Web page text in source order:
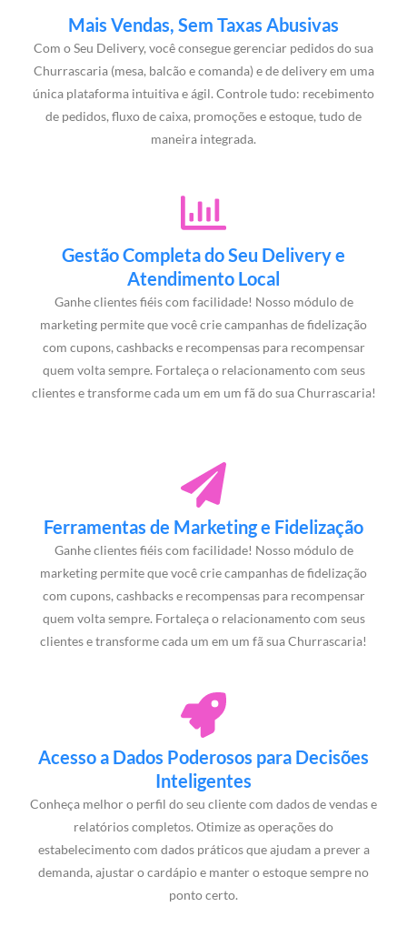
Mais Vendas, Sem Taxas Abusivas
Com o Seu Delivery, você consegue gerenciar pedidos do sua
Churrascaria (mesa, balcão e comanda) e de delivery em uma
única plataforma intuitiva e ágil. Controle tudo: recebimento
de pedidos, fluxo de caixa, promoções e estoque, tudo de
maneira integrada.
Gestão Completa do Seu Delivery e
Atendimento Local
Ganhe clientes fiéis com facilidade! Nosso módulo de
marketing permite que você crie campanhas de fidelização
com cupons, cashbacks e recompensas para recompensar
quem volta sempre. Fortaleça o relacionamento com seus
clientes e transforme cada um em um fã do sua Churrascaria!
Ferramentas de Marketing e Fidelização
Ganhe clientes fiéis com facilidade! Nosso módulo de
marketing permite que você crie campanhas de fidelização
com cupons, cashbacks e recompensas para recompensar
quem volta sempre. Fortaleça o relacionamento com seus
clientes e transforme cada um em um fã sua Churrascaria!
Acesso a Dados Poderosos para Decisões
Inteligentes
Conheça melhor o perfil do seu cliente com dados de vendas e
relatórios completos. Otimize as operações do
estabelecimento com dados práticos que ajudam a prever a
demanda, ajustar o cardápio e manter o estoque sempre no
ponto certo.